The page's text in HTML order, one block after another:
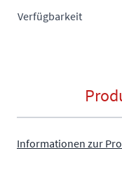
Verfügbarkeit
Informationen zur